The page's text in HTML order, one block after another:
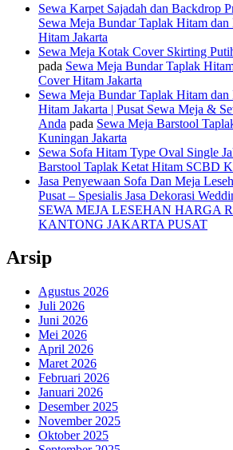
Sewa Karpet Sajadah dan Backdrop
Sewa Meja Bundar Taplak Hitam
Hitam Jakarta
Sewa Meja Kotak Cover Skirting
pada Sewa Meja Bundar Taplak
Cover Hitam Jakarta
Sewa Meja Bundar Taplak Hitam
Hitam Jakarta | Pusat Sewa Meja &
Anda pada Sewa Meja Barstool
Kuningan Jakarta
Sewa Sofa Hitam Type Oval Single
Barstool Taplak Ketat Hitam SCBD
Jasa Penyewaan Sofa Dan Meja
Pusat – Spesialis Jasa Dekorasi
SEWA MEJA LESEHAN HARGA
KANTONG JAKARTA PUSAT
Arsip
Agustus 2026
Juli 2026
Juni 2026
Mei 2026
April 2026
Maret 2026
Februari 2026
Januari 2026
Desember 2025
November 2025
Oktober 2025